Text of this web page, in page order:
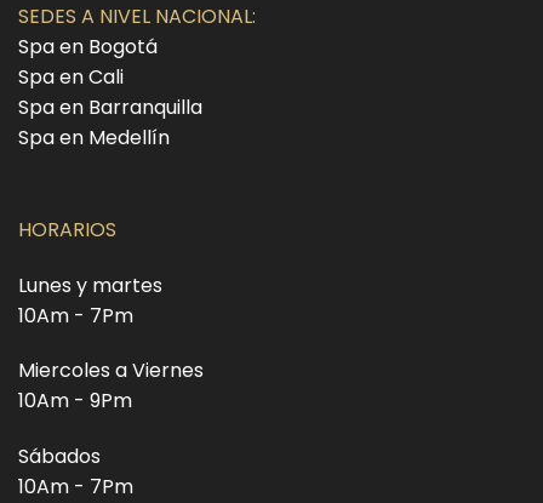
SEDES A NIVEL NACIONAL:
Spa en Bogotá
Spa en Cali
Spa en Barranquilla
Spa en Medellín
HORARIOS
Lunes y martes
10Am - 7Pm
Miercoles a Viernes
10Am - 9Pm
Sábados
10Am - 7Pm